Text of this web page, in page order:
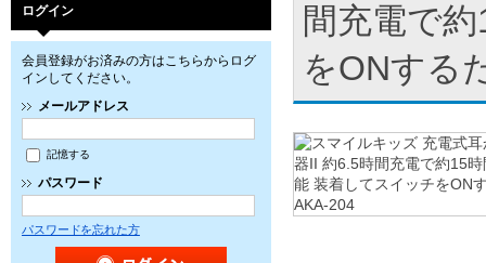
ログイン
会員登録がお済みの方はこちらからログ
インしてください。
メールアドレス
記憶する
パスワード
パスワードを忘れた方
間充電で
をONする